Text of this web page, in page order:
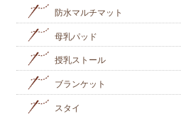
防水マルチマット
母乳パッド
授乳ストール
ブランケット
スタイ